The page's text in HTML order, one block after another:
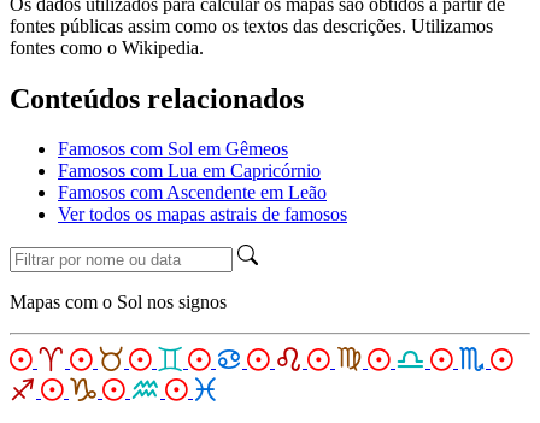
fontes públicas assim como os textos das descrições. Utilizamos
fontes como o Wikipedia.
Conteúdos relacionados
Famosos com Sol em Gêmeos
Famosos com Lua em Capricórnio
Famosos com Ascendente em Leão
Ver todos os mapas astrais de famosos
Mapas com o Sol nos signos